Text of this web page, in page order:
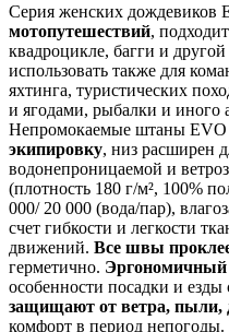
Серия женских дождевиков
мотопутешествий,
квадроцикле, багги и
использовать также для
яхтинга, туристических
и ягодами, рыбалки и иного
Непромокаемые штаны EVO
экипировку, низ расширен
водонепроницаемой и
(плотность 180 г/м², 100%
000/ 20 000 (вода/пар),
счет гибкости и легкости
движений. Все швы
герметично. Эргономичный
особенности посадки и
защищают от ветра, пыли,
комфорт в период непогоды.